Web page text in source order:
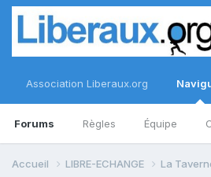
Association Liberaux.org
Forums Règles Équipe
Accueil LIBRE-ECHANGE La